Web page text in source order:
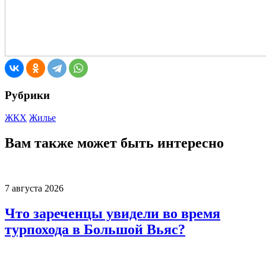
Рубрики
ЖКХ Жилье
Вам также может быть интересно
7 августа 2026
Что зареченцы увидели во время
турпохода в Большой Вьяс?